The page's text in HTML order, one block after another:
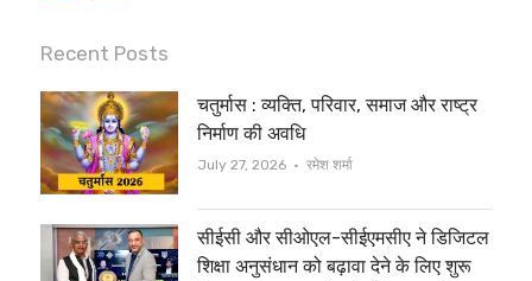
i
t
t
e
r
c
e
b
o
o
k
Recent Posts
चतुर्मास : व्यक्ति, परिवार, समाज और राष्ट्र
निर्माण की अवधि
July 27, 2026 Author
रमेश शर्मा
सीईसी और सीओएल-सीईएमसीए ने डिजिटल
शिक्षा अनुसंधान को बढ़ावा देने के लिए शुरू